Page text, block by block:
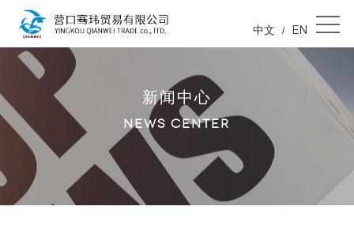
中文 / EN
新闻中心
NEWS CENTER